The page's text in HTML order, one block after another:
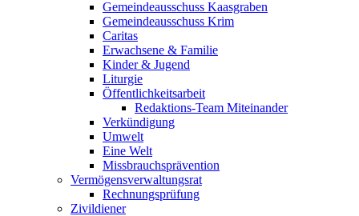
Gemeindeausschuss Kaasgraben
Gemeindeausschuss Krim
Caritas
Erwachsene & Familie
Kinder & Jugend
Liturgie
Öffentlichkeitsarbeit
Redaktions-Team Miteinander
Verkündigung
Umwelt
Eine Welt
Missbrauchsprävention
Vermögensverwaltungsrat
Rechnungsprüfung
Zivildiener